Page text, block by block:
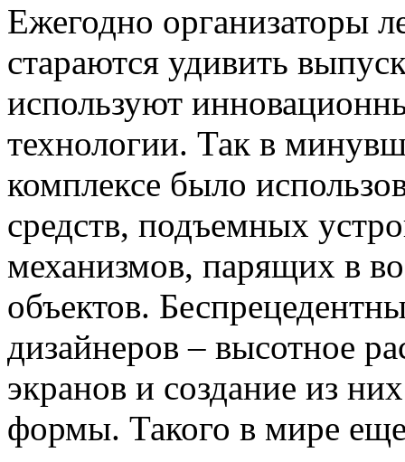
Ежегодно организаторы
стараются удивить
используют
технологии. Так в
комплексе было
средств, подъемных
механизмов, парящих в
объектов.
дизайнеров – высотное
экранов и создание из
формы. Такого в мире